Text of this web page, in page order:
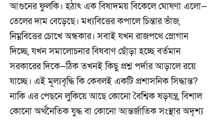
আগুনের ফুলকি। হঠাৎ এক বিষাদময় বিকেলে ঘোষণা এলো—
তেলের দাম বেড়েছে। মধ্যবিত্তের কপালে চিন্তার ভাঁজ,
নিম্নবিত্তের চোখে অন্ধকার। সবাই যখন রাজপথে স্লোগান
দিচ্ছে, যখন সমালোচনার বিষবাণ ছোঁড়া হচ্ছে বর্তমান
সরকারের দিকে—ঠিক তখনই কিছু প্রশ্ন পর্দার আড়ালে রয়ে
যাচ্ছে। এই মূল্যবৃদ্ধি কি কেবলই একটি প্রশাসনিক সিদ্ধান্ত?
নাকি এর পেছনে লুকিয়ে আছে কোনো বৈশ্বিক ষড়যন্ত্র, বিশাল
কোনো অর্থনৈতিক যুদ্ধ বা কোনো আন্তর্জাতিক সংস্থার অদৃশ্য